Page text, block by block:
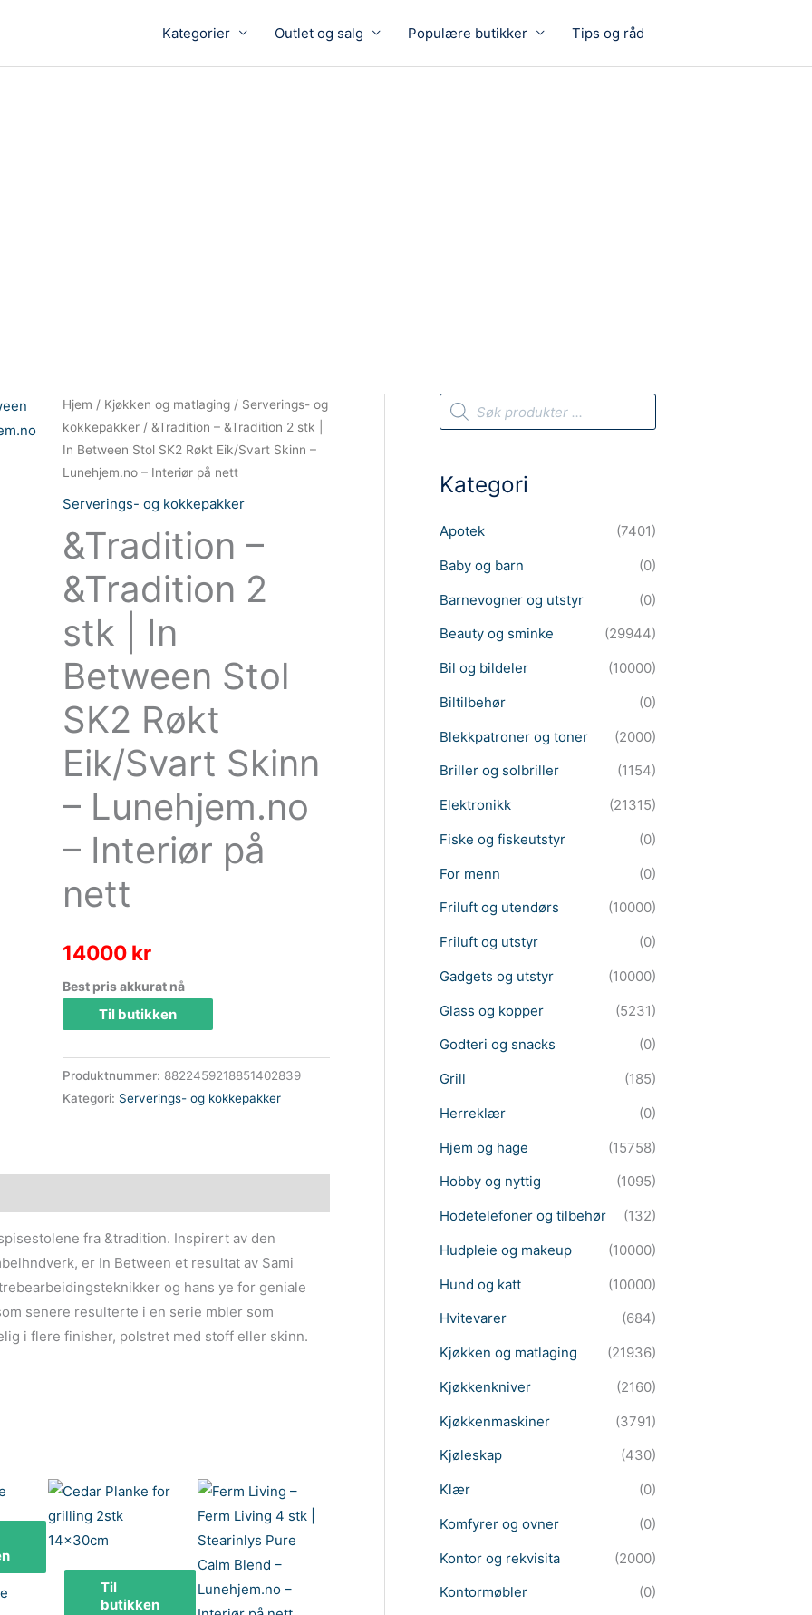
Kategorier Outlet og salg Populære butikker Tips og råd
Hjem / Kjøkken og matlaging/ Serverings- og
kokkepakker/ &Tradition – &Tradition 2 stk |
In Between Stol SK2 Røkt Eik/Svart Skinn –
Lunehjem.no – Interiør på nett
Serverings- og kokkepakker
&Tradition –
&Tradition 2
stk | In
Between Stol
SK2 Røkt
Eik/Svart Skinn
– Lunehjem.no
– Interiør på
nett
14000 kr
Best pris akkurat nå
Til butikken
Produktnummer: 8822459218851402839
Kategori: Serverings- og kokkepakker
fra &tradition. Inspirert av den
er In Between et resultat av Sami
og hans ye for geniale
senere resulterte i en serie mbler som
i flere finisher, polstret med stoff eller skinn.
Til
butikken
P
o
t
s
e
a
c
h
Kategori
Apotek
(7401)
Baby og barn
(0)
Barnevogner og utstyr
(0)
Beauty og sminke
(29944)
Bil og bildeler
(10000)
Biltilbehør
(0)
Blekkpatroner og toner
(2000)
Briller og solbriller
(1154)
Elektronikk
(21315)
Fiske og fiskeutstyr
(0)
For menn
(0)
Friluft og utendørs
(10000)
Friluft og utstyr
(0)
Gadgets og utstyr
(10000)
Glass og kopper
(5231)
Godteri og snacks
(0)
Grill
(185)
Herreklær
(0)
Hjem og hage
(15758)
Hobby og nyttig
(1095)
Hodetelefoner og tilbehør
(132)
Hudpleie og makeup
(10000)
Hund og katt
(10000)
Hvitevarer
(684)
Kjøkken og matlaging
(21936)
Kjøkkenkniver
(2160)
Kjøkkenmaskiner
(3791)
Kjøleskap
(430)
Klær
(0)
Komfyrer og ovner
(0)
Kontor og rekvisita
(2000)
Kontormøbler
(0)